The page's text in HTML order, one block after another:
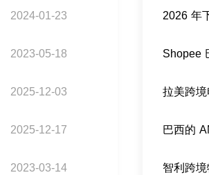
拉美跨
2024-01-23
2023-05-18
2025-12-03
2025-12-17
2023-03-14